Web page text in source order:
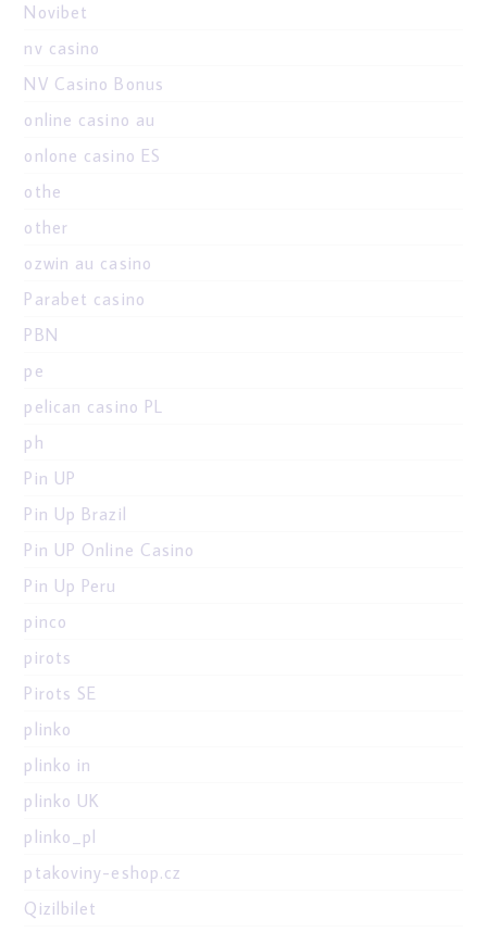
Novibet
nv casino
NV Casino Bonus
online casino au
onlone casino ES
othe
other
ozwin au casino
Parabet casino
PBN
pe
pelican casino PL
ph
Pin UP
Pin Up Brazil
Pin UP Online Casino
Pin Up Peru
pinco
pirots
Pirots SE
plinko
plinko in
plinko UK
plinko_pl
ptakoviny-eshop.cz
Qizilbilet